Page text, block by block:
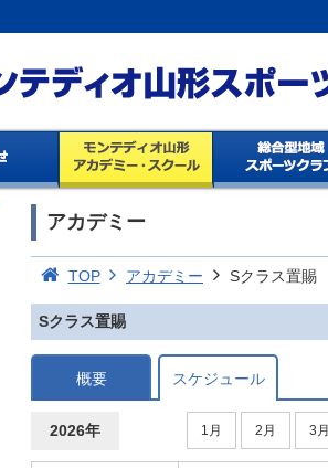
アカデミー
TOP アカデミー Sクラス置賜
Sクラス置賜
概要 スケジュール
2026年 1月 2月 3月